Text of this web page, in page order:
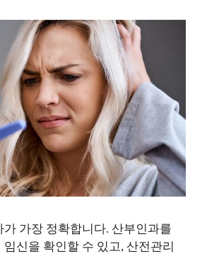
가 가장 정확합니다. 산부인과를
신을 확인할 수 있고, 산전관리